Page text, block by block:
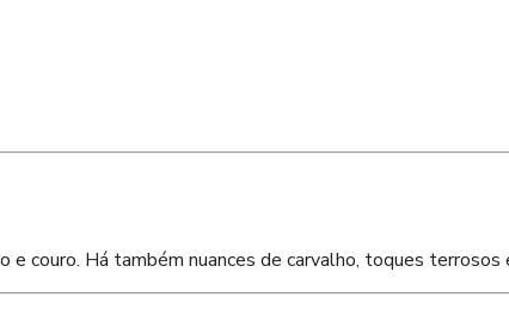
couro. Há também nuances de carvalho, toques